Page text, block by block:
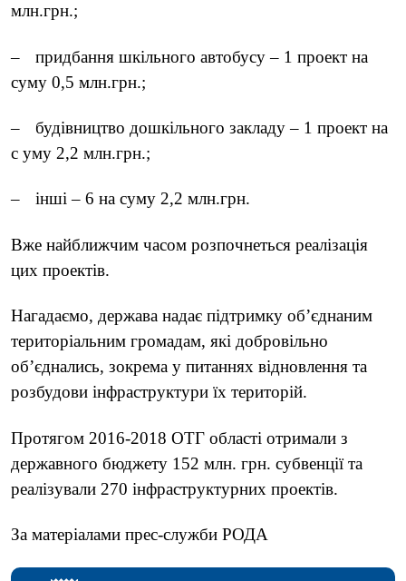
млн.грн.;
–
придбання шкільного автобусу – 1 проект на
суму 0,5 млн.грн.;
–
будівництво дошкільного закладу – 1 проект на
с уму 2,2 млн.грн.;
– інші – 6 на суму 2,2 млн.грн.
Вже найближчим часом розпочнеться реалізація
цих проектів.
Нагадаємо, держава надає підтримку об’єднаним
територіальним громадам, які добровільно
об’єднались, зокрема у питаннях відновлення та
розбудови інфраструктури їх територій.
Протягом 2016-2018 ОТГ області отримали з
державного бюджету 152 млн. грн. субвенції та
реалізували 270 інфраструктурних проектів.
За матеріалами прес-служби РОДА